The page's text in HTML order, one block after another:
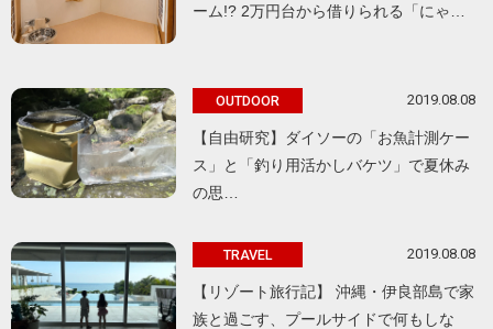
ーム!? 2万円台から借りられる「にゃ…
OUTDOOR 2019.08.08
【自由研究】ダイソーの「お魚計測ケー
ス」と「釣り用活かしバケツ」で夏休み
の思…
TRAVEL 2019.08.08
【リゾート旅行記】 沖縄・伊良部島で家
族と過ごす、プールサイドで何もしな